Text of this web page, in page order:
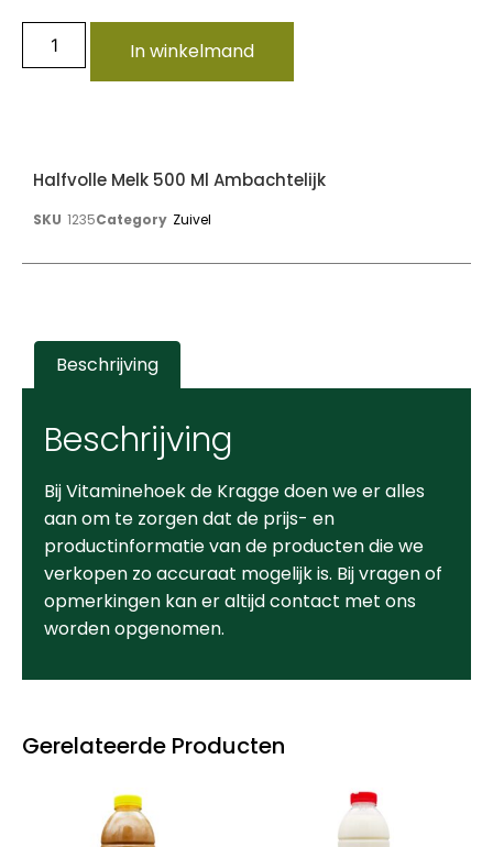
In winkelmand
Gerelateerde Producten
Halfvolle Melk 500 Ml Ambachtelijk
SKU 1235Category Zuivel
Beschrijving
Beschrijving
Bij Vitaminehoek de Kragge doen we er alles
aan om te zorgen dat de prijs- en
productinformatie van de producten die we
verkopen zo accuraat mogelijk is. Bij vragen of
opmerkingen kan er altijd contact met ons
worden opgenomen.